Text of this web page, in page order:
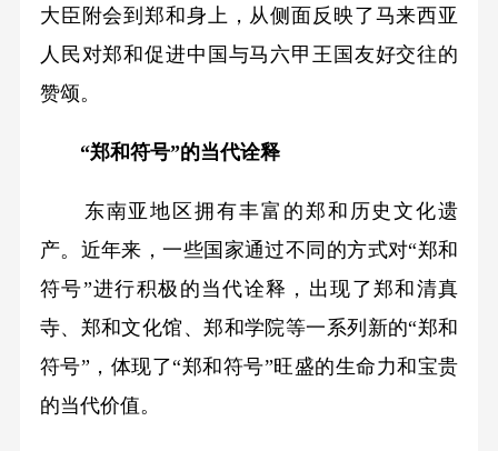
大臣附会到郑和身上，从侧面反映了马来西亚
人民对郑和促进中国与马六甲王国友好交往的
赞颂。
“郑和符号”的当代诠释
东南亚地区拥有丰富的郑和历史文化遗
产。近年来，一些国家通过不同的方式对“郑和
符号”进行积极的当代诠释，出现了郑和清真
寺、郑和文化馆、郑和学院等一系列新的“郑和
符号”，体现了“郑和符号”旺盛的生命力和宝贵
的当代价值。